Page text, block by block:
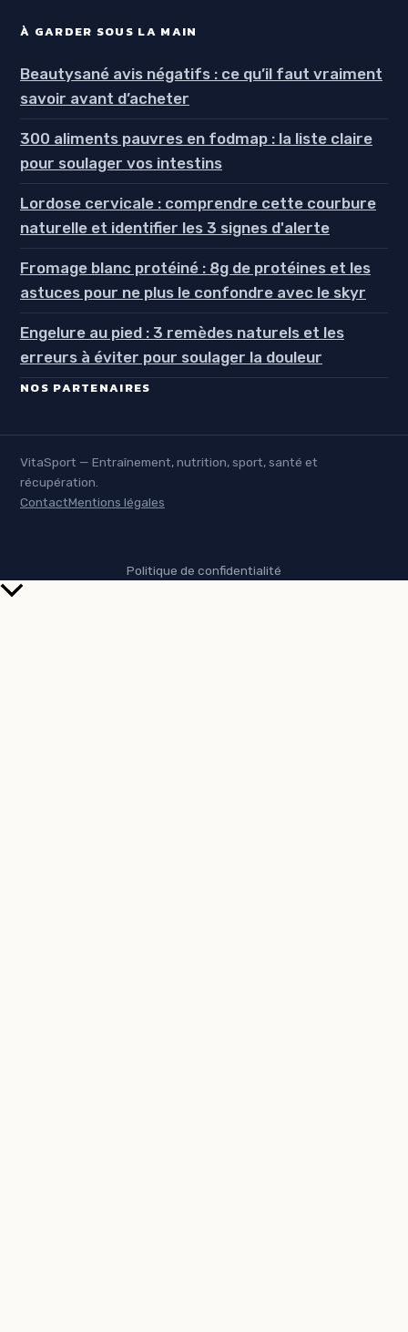
À GARDER SOUS LA MAIN
Beautysané avis négatifs : ce qu’il faut vraiment
savoir avant d’acheter
300 aliments pauvres en fodmap : la liste claire
pour soulager vos intestins
Lordose cervicale : comprendre cette courbure
naturelle et identifier les 3 signes d'alerte
Fromage blanc protéiné : 8g de protéines et les
astuces pour ne plus le confondre avec le skyr
Engelure au pied : 3 remèdes naturels et les
erreurs à éviter pour soulager la douleur
NOS PARTENAIRES
VitaSport — Entraînement, nutrition, sport, santé et
récupération.
ContactMentions légales
Politique de confidentialité